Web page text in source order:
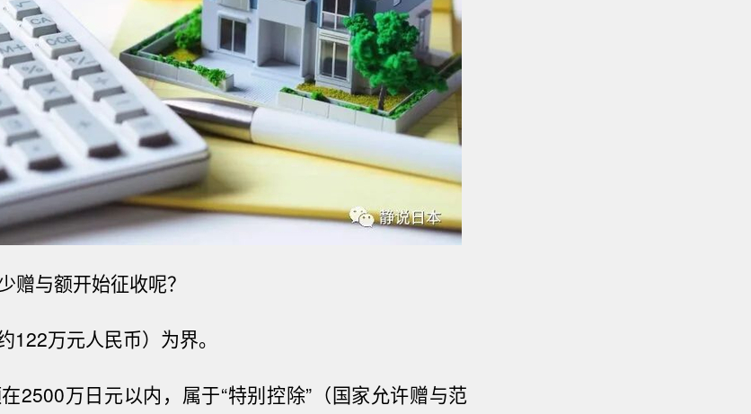
赠与额开始征收呢？
122万元人民币）为界。
2500万日元以内，属于“特别控除”（国家允许赠与范